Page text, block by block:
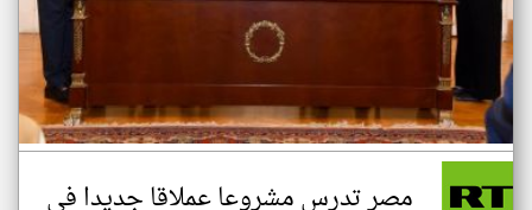
مصر تدرس مشروعا عملاقا جديدا في